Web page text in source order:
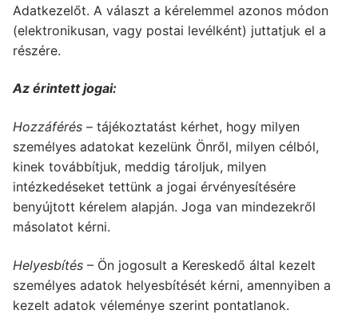
Adatkezelőt. A választ a kérelemmel azonos módon
(elektronikusan, vagy postai levélként) juttatjuk el a
részére.
Az érintett jogai:
Hozzáférés – tájékoztatást kérhet, hogy milyen
személyes adatokat kezelünk Önről, milyen célból,
kinek továbbítjuk, meddig tároljuk, milyen
intézkedéseket tettünk a jogai érvényesítésére
benyújtott kérelem alapján. Joga van mindezekről
másolatot kérni.
Helyesbítés – Ön jogosult a Kereskedő által kezelt
személyes adatok helyesbítését kérni, amennyiben a
kezelt adatok véleménye szerint pontatlanok.